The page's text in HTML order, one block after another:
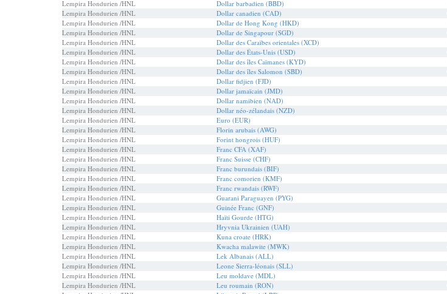
Lempira Hondurien /HNL
Dollar barbadien (BBD)
Lempira Hondurien /HNL
Dollar canadien (CAD)
Lempira Hondurien /HNL
Dollar de Hong Kong (HKD)
Lempira Hondurien /HNL
Dollar de Singapour (SGD)
Lempira Hondurien /HNL
Dollar des Caraïbes orientales (XCD)
Lempira Hondurien /HNL
Dollar des États-Unis (USD)
Lempira Hondurien /HNL
Dollar des îles Caïmanes (KYD)
Lempira Hondurien /HNL
Dollar des îles Salomon (SBD)
Lempira Hondurien /HNL
Dollar fidjien (FJD)
Lempira Hondurien /HNL
Dollar jamaïcain (JMD)
Lempira Hondurien /HNL
Dollar namibien (NAD)
Lempira Hondurien /HNL
Dollar néo-zélandais (NZD)
Lempira Hondurien /HNL
Euro (EUR)
Lempira Hondurien /HNL
Florin arubais (AWG)
Lempira Hondurien /HNL
Forint hongrois (HUF)
Lempira Hondurien /HNL
Franc CFA (XAF)
Lempira Hondurien /HNL
Franc Suisse (CHF)
Lempira Hondurien /HNL
Franc burundais (BIF)
Lempira Hondurien /HNL
Franc comorien (KMF)
Lempira Hondurien /HNL
Franc rwandais (RWF)
Lempira Hondurien /HNL
Guarani Paraguayen (PYG)
Lempira Hondurien /HNL
Guinée Franc (GNF)
Lempira Hondurien /HNL
Haïti Gourde (HTG)
Lempira Hondurien /HNL
Hryvnia Ukrainien (UAH)
Lempira Hondurien /HNL
Kuna croate (HRK)
Lempira Hondurien /HNL
Kwacha malawite (MWK)
Lempira Hondurien /HNL
Lek Albanais (ALL)
Lempira Hondurien /HNL
Leone Sierra-léonais (SLL)
Lempira Hondurien /HNL
Leu moldave (MDL)
Lempira Hondurien /HNL
Leu roumain (RON)